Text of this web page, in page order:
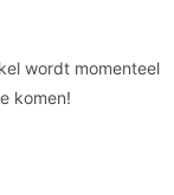
wordt momenteel
komen!